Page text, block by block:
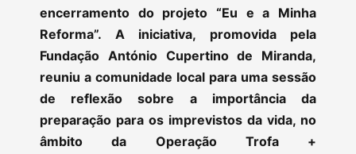
encerramento do projeto “Eu e a Minha
Reforma”. A iniciativa, promovida pela
Fundação António Cupertino de Miranda,
reuniu a comunidade local para uma sessão
de reflexão sobre a importância da
preparação para os imprevistos da vida, no
âmbito da Operação Trofa +